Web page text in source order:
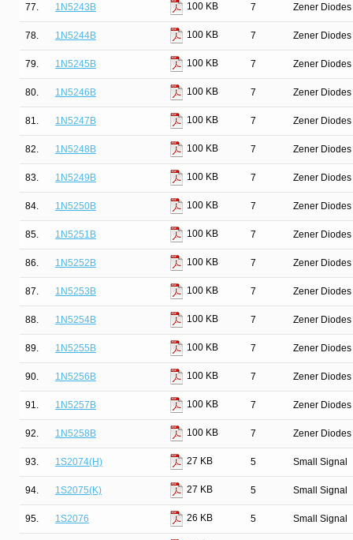
77. 1N5243B 100 KB 7 Zener
78. 1N5244B 100 KB 7 Zener
79. 1N5245B 100 KB 7 Zener
80. 1N5246B 100 KB 7 Zener
81. 1N5247B 100 KB 7 Zener
82. 1N5248B 100 KB 7 Zener
83. 1N5249B 100 KB 7 Zener
84. 1N5250B 100 KB 7 Zener
85. 1N5251B 100 KB 7 Zener
86. 1N5252B 100 KB 7 Zener
87. 1N5253B 100 KB 7 Zener
88. 1N5254B 100 KB 7 Zener
89. 1N5255B 100 KB 7 Zener
90. 1N5256B 100 KB 7 Zener
91. 1N5257B 100 KB 7 Zener
92. 1N5258B 100 KB 7 Zener
93. 1S2074(H) 27 KB 5 Small Signal
94. 1S2075(K) 27 KB 5 Small Signal
95. 1S2076 26 KB 5 Small Signal